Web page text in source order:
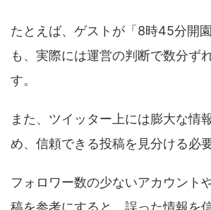
たとえば、ゲストが「8時45分開
も、実際には運営の判断で数分ず
す。
また、ツイッター上には膨大な情
め、信頼できる投稿を見分ける必
フォロワー数の少ないアカウント
稿を参考にすると、誤った情報を